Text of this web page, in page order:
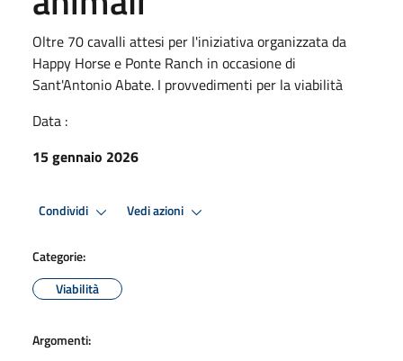
Oltre 70 cavalli attesi per l'iniziativa organizzata da
Happy Horse e Ponte Ranch in occasione di
Sant'Antonio Abate. I provvedimenti per la viabilità
Data :
15 gennaio 2026
Condividi Vedi azioni
Categorie:
Viabilità
Argomenti: